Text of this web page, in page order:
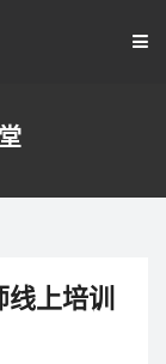
上培训